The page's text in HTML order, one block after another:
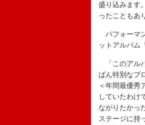
盛り込みます
ったこともあ
パフォーマ
ットアルバム
「このアル
ばん特別なプ
＜年間最優秀
していたわけ
ながりたかっ
ステージに持